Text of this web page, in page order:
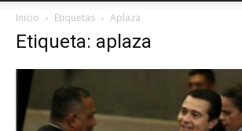
Inicio Etiquetas Aplaza
Etiqueta: aplaza